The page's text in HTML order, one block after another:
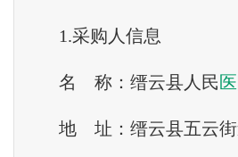
1.采购人信息
名 称：缙云县人民
地 址：缙云县五云街